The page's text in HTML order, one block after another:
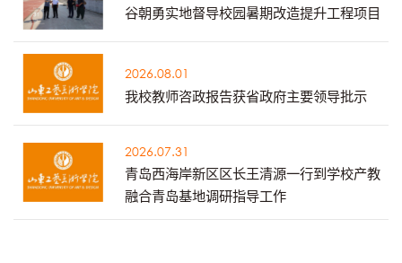
谷朝勇实地督导校园暑期改造提升工程项目
2026.08.01
我校教师咨政报告获省政府主要领导批示
2026.07.31
青岛西海岸新区区长王清源一行到学校产教
融合青岛基地调研指导工作